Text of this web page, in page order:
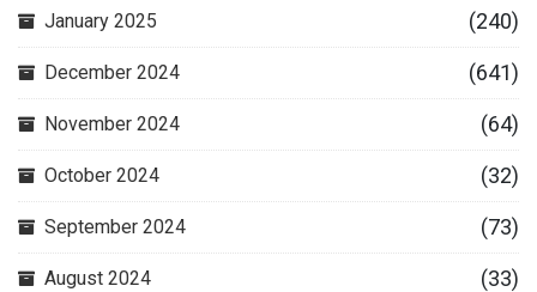
January 2025 (240)
December 2024 (641)
November 2024 (64)
October 2024 (32)
September 2024 (73)
August 2024 (33)